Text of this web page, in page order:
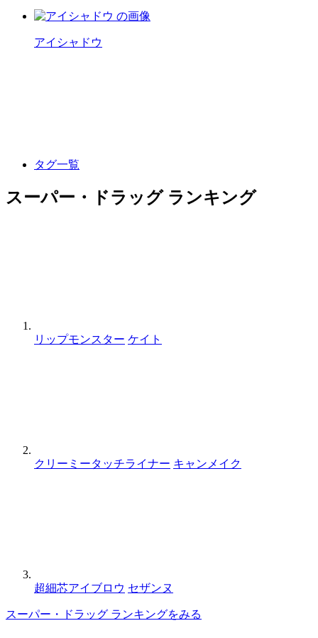
アイシャドウ
タグ一覧
スーパー・ドラッグ ランキング
リップモンスター ケイト
クリーミータッチライナー キャンメイク
超細芯アイブロウ セザンヌ
スーパー・ドラッグ ランキングをみる